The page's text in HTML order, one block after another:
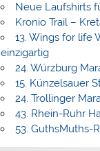
Neue Laufshirts
Kronio Trail –
13. Wings for life
einzigartig
24. Würzburg
15. Künzelsauer
24. Trollinger
43. Rhein-Ruhr
53. GuthsMuths-